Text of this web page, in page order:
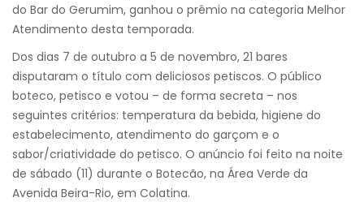
do Bar do Gerumim, ganhou o prêmio na categoria Melhor
Atendimento desta temporada.
Dos dias 7 de outubro a 5 de novembro, 21 bares
disputaram o título com deliciosos petiscos. O público
boteco, petisco e votou – de forma secreta – nos
seguintes critérios: temperatura da bebida, higiene do
estabelecimento, atendimento do garçom e o
sabor/criatividade do petisco. O anúncio foi feito na noite
de sábado (11) durante o Botecão, na Área Verde da
Avenida Beira-Rio, em Colatina.